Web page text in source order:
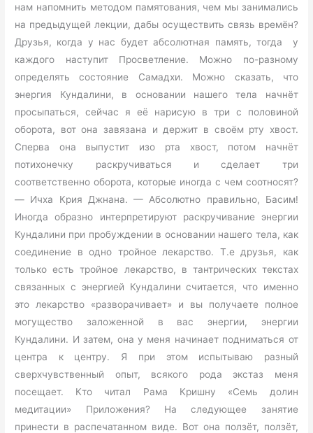
нам напомнить методом памятования, чем мы занимались
на предыдущей лекции, дабы осуществить связь времён?
Друзья, когда у нас будет абсолютная память, тогда у
каждого наступит Просветление. Можно по-разному
определять состояние Самадхи. Можно сказать, что
энергия Кундалини, в основании нашего тела начнёт
просыпаться, сейчас я её нарисую в три с половиной
оборота, вот она завязана и держит в своём рту хвост.
Сперва она выпустит изо рта хвост, потом начнёт
потихонечку раскручиваться и сделает три
соответственно оборота, которые иногда с чем соотносят?
— Ичха Крия Джнана. — Абсолютно правильно, Басим!
Иногда образно интерпретируют раскручивание энергии
Кундалини при пробуждении в основании нашего тела, как
соединение в одно тройное лекарство. Т.е друзья, как
только есть тройное лекарство, в тантрических текстах
связанных с энергией Кундалини считается, что именно
это лекарство «разворачивает» и вы получаете полное
могущество заложенной в вас энергии, энергии
Кундалини. И затем, она у меня начинает подниматься от
центра к центру. Я при этом испытываю разный
сверхчувственный опыт, всякого рода экстаз меня
посещает. Кто читал Рама Кришну «Семь долин
медитации» Приложения? На следующее занятие
принести в распечатанном виде. Вот она ползёт, ползёт,